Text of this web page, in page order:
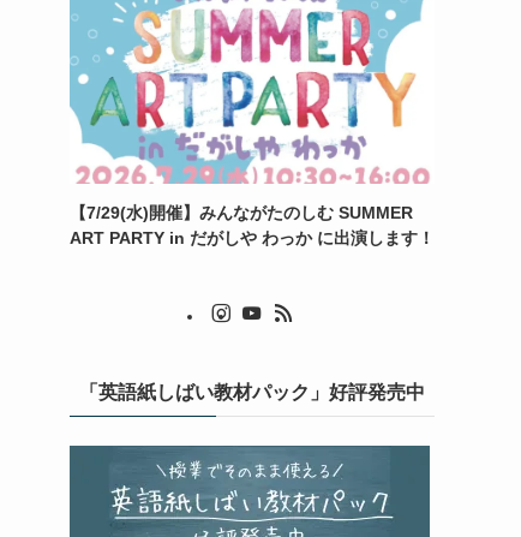
【7/29(水)開催】みんながたのしむ SUMMER
ART PARTY in だがしや わっか に出演します！
「英語紙しばい教材パック」好評発売中